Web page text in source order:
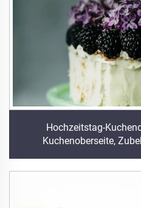
Hochzeitstag-
Kuchenoberseite,